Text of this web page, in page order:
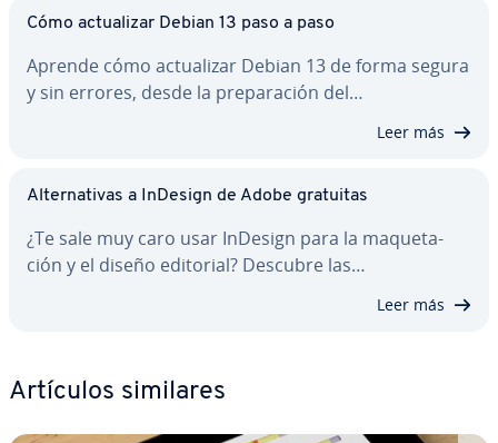
Cómo ac­tua­li­zar Debian 13 paso a paso
Aprende cómo ac­tua­li­zar Debian 13 de forma segura
y sin errores, desde la pre­pa­ra­ción del…
Leer más
Al­te­r­na­ti­vas a InDesign de Adobe gratuitas
¿Te sale muy caro usar InDesign para la ma­que­ta­
ción y el diseño editorial? Descubre las…
Leer más
Artículos similares